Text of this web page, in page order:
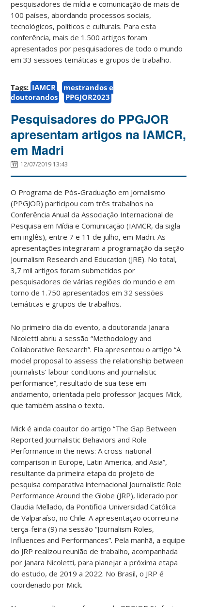
pesquisadores de mídia e comunicação de mais de
100 países, abordando processos sociais,
tecnológicos, políticos e culturais. Para esta
conferência, mais de 1.500 artigos foram
apresentados por pesquisadores de todo o mundo
em 33 sessões temáticas e grupos de trabalho.
Tags: IAMCR
mestrandos e
doutorandos
PPGJOR2023
Pesquisadores do PPGJOR
apresentam artigos na IAMCR,
em Madri
12/07/2019 13:43
O Programa de Pós-Graduação em Jornalismo
(PPGJOR) participou com três trabalhos na
Conferência Anual da Associação Internacional de
Pesquisa em Mídia e Comunicação (IAMCR, da sigla
em inglês), entre 7 e 11 de julho, em Madri. As
apresentações integraram a programação da seção
Journalism Research and Education (JRE). No total,
3,7 mil artigos foram submetidos por
pesquisadores de várias regiões do mundo e em
torno de 1.750 apresentados em 32 sessões
temáticas e grupos de trabalhos.
No primeiro dia do evento, a doutoranda Janara
Nicoletti abriu a sessão “Methodology and
Collaborative Research”. Ela apresentou o artigo “A
model proposal to assess the relationship between
journalists’ labour conditions and journalistic
performance”, resultado de sua tese em
andamento, orientada pelo professor Jacques Mick,
que também assina o texto.
Mick é ainda coautor do artigo “The Gap Between
Reported Journalistic Behaviors and Role
Performance in the news: A cross-national
comparison in Europe, Latin America, and Asia”,
resultante da primeira etapa do projeto de
pesquisa comparativa internacional Journalistic Role
Performance Around the Globe (JRP), liderado por
Claudia Mellado, da Pontificia Universidad Católica
de Valparaíso, no Chile. A apresentação ocorreu na
terça-feira (9) na sessão “Journalism Roles,
Influences and Performances”. Pela manhã, a equipe
do JRP realizou reunião de trabalho, acompanhada
por Janara Nicoletti, para planejar a próxima etapa
do estudo, de 2019 a 2022. No Brasil, o JRP é
coordenado por Mick.